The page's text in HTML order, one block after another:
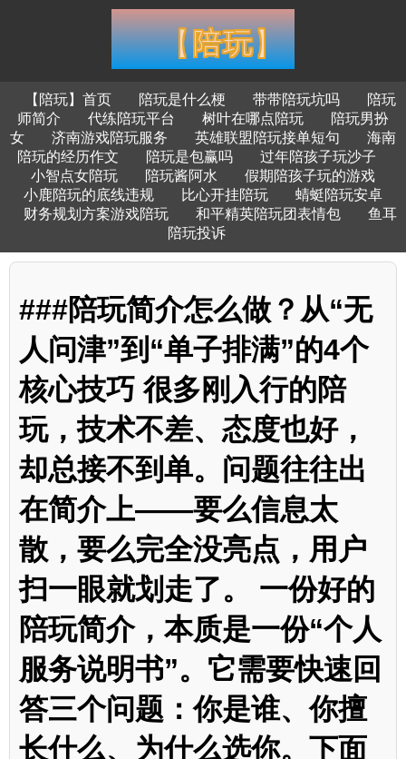
【陪玩】首页 陪玩是什么梗 带带陪玩坑吗
陪玩
师简介
代练陪玩平台 树叶在哪点陪玩
陪玩男扮
女
济南游戏陪玩服务 英雄联盟陪玩接单短句
海南
陪玩的经历作文
陪玩是包赢吗
过年陪孩子玩沙子
小智点女陪玩
陪玩酱阿水
假期陪孩子玩的游戏
小鹿陪玩的底线违规
比心开挂陪玩
蜻蜓陪玩安卓
财务规划方案游戏陪玩
和平精英陪玩团表情包
鱼耳
陪玩投诉
###陪玩简介怎么做？从“无
人问津”到“单子排满”的4个
核心技巧 很多刚入行的陪
玩，技术不差、态度也好，
却总接不到单。问题往往出
在简介上——要么信息太
散，要么完全没亮点，用户
扫一眼就划走了。 一份好的
陪玩简介，本质是一份“个人
服务说明书”。它需要快速回
答三个问题：你是谁、你擅
长什么、为什么选你。下面